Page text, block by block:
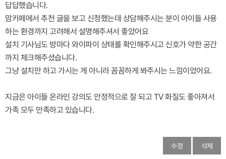
답답했습니다.
맘카페에서 추천 글을 보고 신청했는데 상담해주시는 분이 아이들 사용
하는 환경까지 고려해서 설명해주셔서 좋았어요
설치 기사님도 방마다 와이파이 상태를 확인해주시고 신호가 약한 공간
까지 체크해주셨습니다.
그냥 설치만 하고 가시는 게 아니라 꼼꼼하게 봐주시는 느낌이었어요.
지금은 아이들 온라인 강의도 안정적으로 잘 되고 TV 화질도 좋아져서
가족 모두 만족하고 있습니다.
수정 삭제